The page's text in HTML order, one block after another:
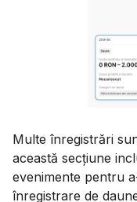
Multe înregistrări
această secțiune
evenimente pentru
înregistrare de